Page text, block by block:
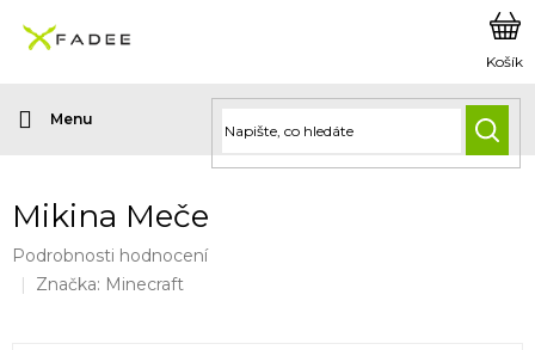
obsah
Mikina Meče
Průměrné
hodnocení
Podrobnosti hodnocení
Značka: Minecraft